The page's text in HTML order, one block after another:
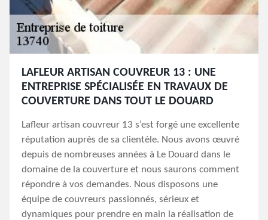
LAFLEUR ARTISAN COUVREUR 13 : UNE
ENTREPRISE SPÉCIALISÉE EN TRAVAUX DE
COUVERTURE DANS TOUT LE DOUARD
Lafleur artisan couvreur 13 s’est forgé une excellente
réputation auprès de sa clientèle. Nous avons œuvré
depuis de nombreuses années à Le Douard dans le
domaine de la couverture et nous saurons comment
répondre à vos demandes. Nous disposons une
équipe de couvreurs passionnés, sérieux et
dynamiques pour prendre en main la réalisation de